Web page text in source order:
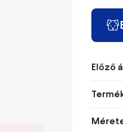
Előző